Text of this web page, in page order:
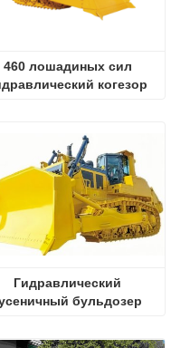
460 лошадиных сил
когезор
Гидравлический
бульдозер
лошадиных сил